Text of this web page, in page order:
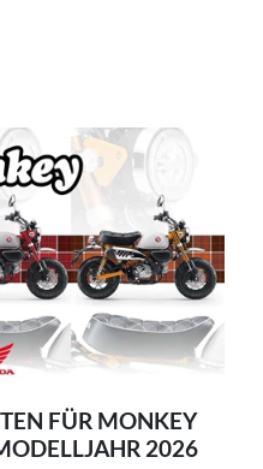
FÜR MONKEY
2026